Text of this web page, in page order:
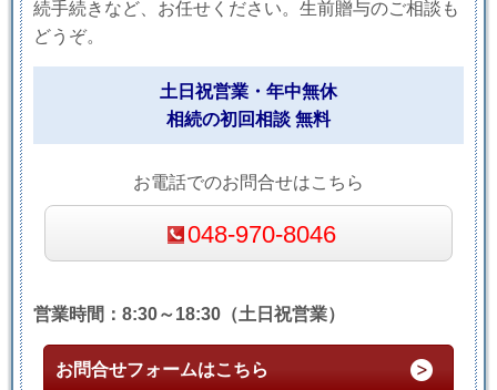
続手続きなど、お任せください。生前贈与のご相談も
どうぞ。
土日祝営業・年中無休
相続の初回相談 無料
お電話でのお問合せはこちら
048-970-8046
営業時間：8:30～18:30（土日祝営業）
お問合せフォームはこちら